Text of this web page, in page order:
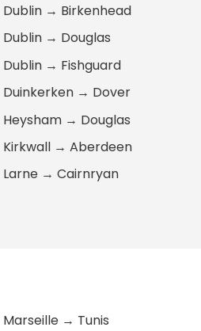
Dublin → Birkenhead
Dublin → Douglas
Dublin → Fishguard
Duinkerken → Dover
Heysham → Douglas
Kirkwall → Aberdeen
Larne → Cairnryan
Marseille → Tunis